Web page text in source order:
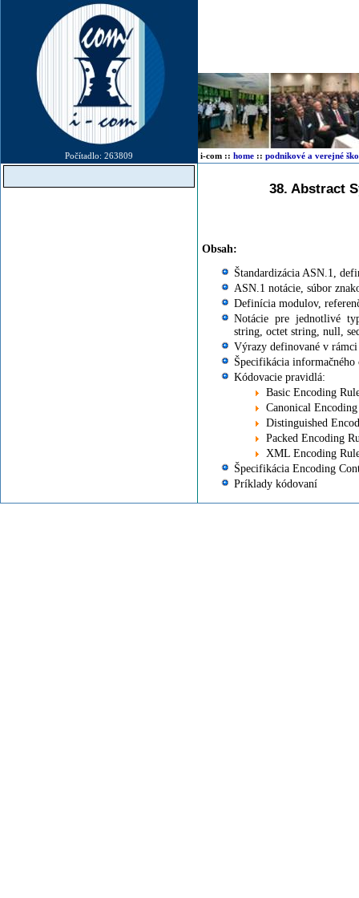
Počítadlo: 263809 i-com :: home :: podnikové a verejné
38. Abstract
Obsah:
Štandardizácia ASN.1,
ASN.1 notácie, súbor
Definícia modulov,
Notácie pre jednotlivé
string, octet string, null,
Výrazy definované v
Špecifikácia
Kódovacie pravidlá:
Basic Encoding
Canonical
Distinguished
Packed Encoding
XML Encoding
Špecifikácia Encoding
Príklady kódovaní